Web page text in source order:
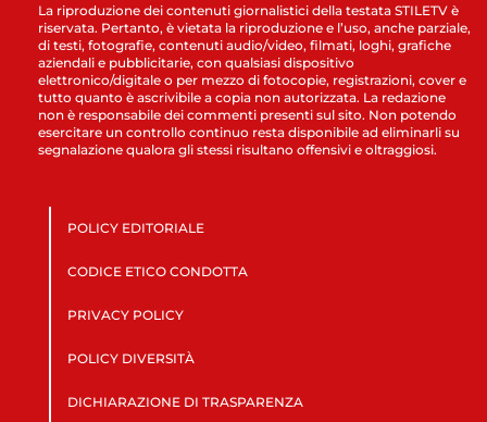
La riproduzione dei contenuti giornalistici della testata STILETV è
riservata. Pertanto, è vietata la riproduzione e l’uso, anche parziale,
di testi, fotografie, contenuti audio/video, filmati, loghi, grafiche
aziendali e pubblicitarie, con qualsiasi dispositivo
elettronico/digitale o per mezzo di fotocopie, registrazioni, cover e
tutto quanto è ascrivibile a copia non autorizzata. La redazione
non è responsabile dei commenti presenti sul sito. Non potendo
esercitare un controllo continuo resta disponibile ad eliminarli su
segnalazione qualora gli stessi risultano offensivi e oltraggiosi.
POLICY EDITORIALE
CODICE ETICO CONDOTTA
PRIVACY POLICY
POLICY DIVERSITÀ
DICHIARAZIONE DI TRASPARENZA